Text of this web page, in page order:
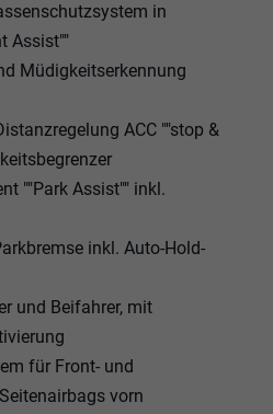
in
Assist""
Müdigkeitserkennung
ACC ""stop &
""Park Assist"" inkl.
inkl. Auto-Hold-
und Beifahrer, mit
für Front- und
vorn